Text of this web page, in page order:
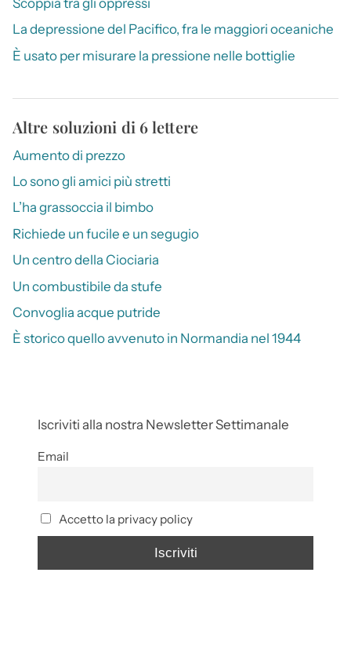
La depressione del Pacifico, fra le maggiori oceaniche
È usato per misurare la pressione nelle bottiglie
Altre soluzioni di 6 lettere
Aumento di prezzo
Lo sono gli amici più stretti
L’ha grassoccia il bimbo
Richiede un fucile e un segugio
Un centro della Ciociaria
Un combustibile da stufe
Convoglia acque putride
È storico quello avvenuto in Normandia nel 1944
Iscriviti alla nostra Newsletter Settimanale
Email
Accetto la privacy policy